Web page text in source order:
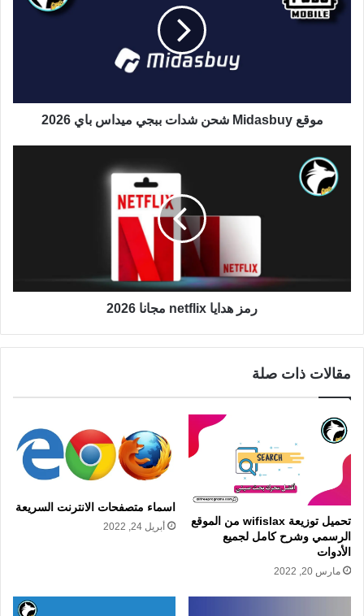
موقع Midasbuy شحن شدات ببجي ميداس باي 2026
رمز هدايا netflix مجانا 2026
مقالات ذات صلة
تحميل توزيعة wifislax من الموقع
الرسمي وشرح كامل لجميع
الأدوات
مارس 20, 2022
اسماء متصفحات الانترنت السريعة
أبريل 24, 2022